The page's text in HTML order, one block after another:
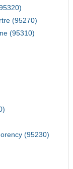
(95270)
(95310)
(95230)